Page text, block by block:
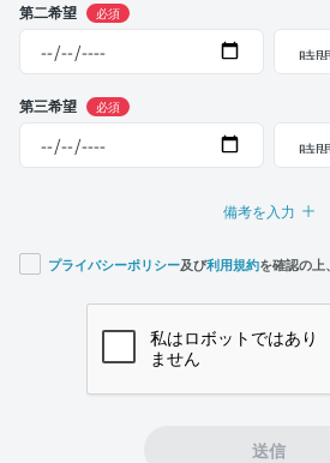
第二希望 必須
第三希望 必須
備考を入力
プライバシーポリシー及び利用規約を確認の上
送信